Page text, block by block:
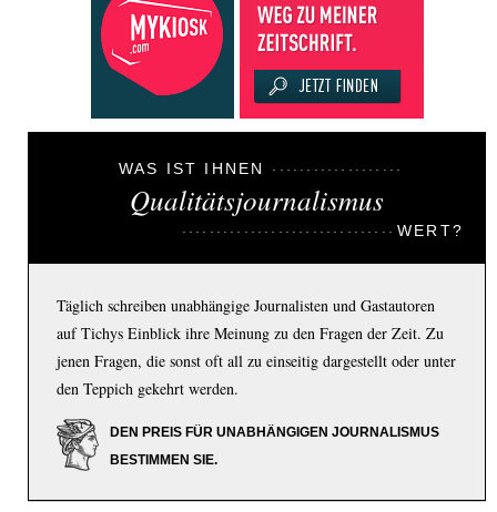
WAS IST IHNEN
Qualitätsjournalismus
WERT?
Täglich schreiben unabhängige Journalisten und Gastautoren
auf Tichys Einblick ihre Meinung zu den Fragen der Zeit. Zu
jenen Fragen, die sonst oft all zu einseitig dargestellt oder unter
den Teppich gekehrt werden.
DEN PREIS FÜR UNABHÄNGIGEN JOURNALISMUS
BESTIMMEN SIE.